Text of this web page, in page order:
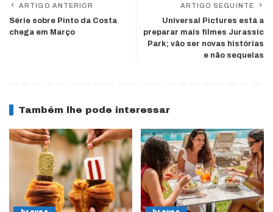
ARTIGO ANTERIOR
Série sobre Pinto da Costa
chega em Março
ARTIGO SEGUINTE
Universal Pictures está a
preparar mais filmes Jurassic
Park; vão ser novas histórias
e não sequelas
Também lhe pode interessar